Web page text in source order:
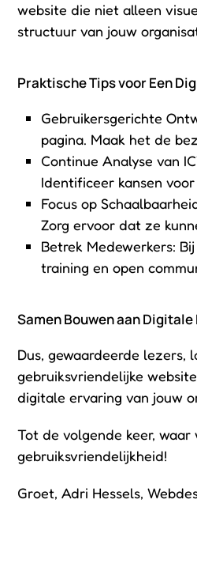
website die niet alleen
structuur van jouw
Praktische Tips voor Een
Gebruikersgerichte
pagina. Maak het de
Continue Analyse van
Identificeer kansen
Focus op
Zorg ervoor dat ze
Betrek Medewerkers:
training en open
Samen Bouwen aan
Dus, gewaardeerde lezers,
gebruiksvriendelijke
digitale ervaring van jouw
Tot de volgende keer,
gebruiksvriendelijkheid!
Groet, Adri Hessels,